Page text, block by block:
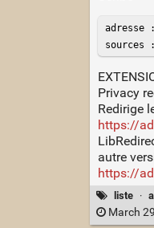
Privacy
Redirige
https://
autre
https://
liste ·
March